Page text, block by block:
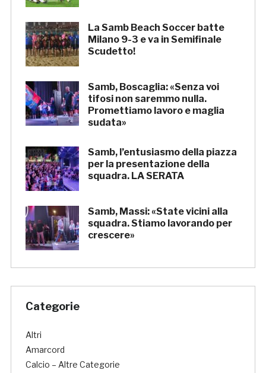
La Samb Beach Soccer batte
Milano 9-3 e va in Semifinale
Scudetto!
Samb, Boscaglia: «Senza voi
tifosi non saremmo nulla.
Promettiamo lavoro e maglia
sudata»
Samb, l’entusiasmo della piazza
per la presentazione della
squadra. LA SERATA
Samb, Massi: «State vicini alla
squadra. Stiamo lavorando per
crescere»
Categorie
Altri
Amarcord
Calcio – Altre Categorie